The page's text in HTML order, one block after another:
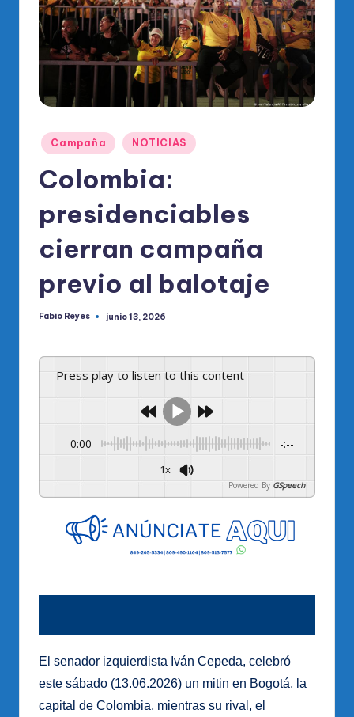
di
O
al
M
Publicado
en
Campaña NOTICIAS
Colombia:
presidenciables
cierran campaña
previo al balotaje
Publicado
Fabio Reyes junio 13, 2026
Press play to listen to this content
0:00 -:--
1x
Powered By GSpeech
El senador izquierdista Iván Cepeda, celebró
este sábado (13.06.2026) un mitin en Bogotá, la
capital de Colombia, mientras su rival, el